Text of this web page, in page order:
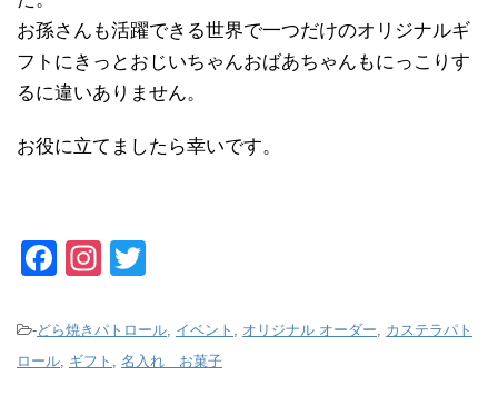
お孫さんも活躍できる世界で一つだけのオリジナルギ
フトにきっとおじいちゃんおばあちゃんもにっこりす
るに違いありません。
お役に立てましたら幸いです。
F
c
e
In
a
gr
tt
er
-どら焼きパトロール, イベント , オリジナル オーダー, カステラパト
ロール, ギフト , 名入れ お菓子